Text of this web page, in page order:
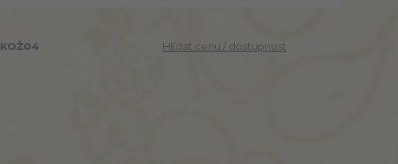
KOŽ04 Hlídat cenu / dostupnost